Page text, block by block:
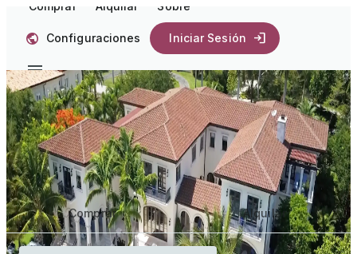
Comprar Alquilar Sobre
Configuraciones Iniciar Sesión
Comience su
camino a casa
Comprar Alquilar